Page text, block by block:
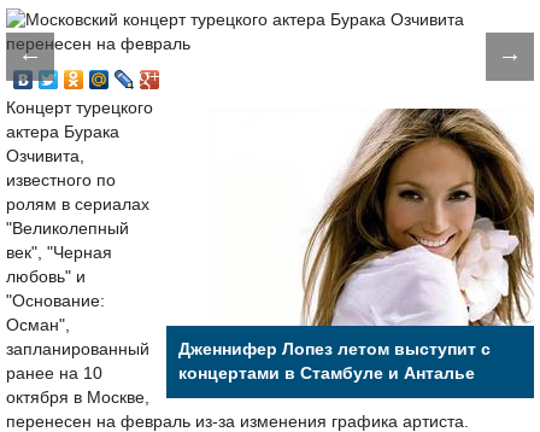
← →
Дженнифер Лопез летом выступит с
концертами в Стамбуле и Анталье
Концерт турецкого
актера Бурака
Озчивита,
известного по
ролям в сериалах
"Великолепный
век", "Черная
любовь" и
"Основание:
Осман",
запланированный
ранее на 10
октября в Москве,
перенесен на февраль из-за изменения графика артиста.